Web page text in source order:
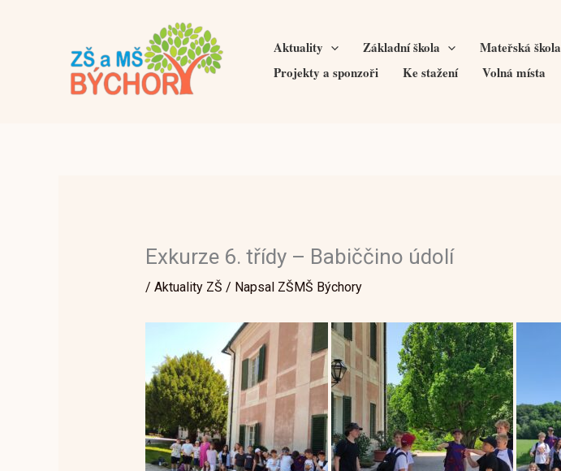
Aktuality Základní škola Mateřská škola
Projekty a sponzoři
Ke stažení Volná místa
Exkurze 6. třídy – Babiččino údolí
/ Aktuality ZŠ / Napsal ZŠMŠ Býchory